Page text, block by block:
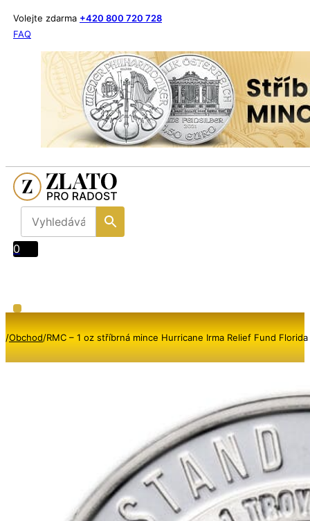
Volejte zdarma +420 800 720 728
FAQ
0
/Obchod/RMC – 1 oz stříbrná mince Hurricane Irma Relief Fund